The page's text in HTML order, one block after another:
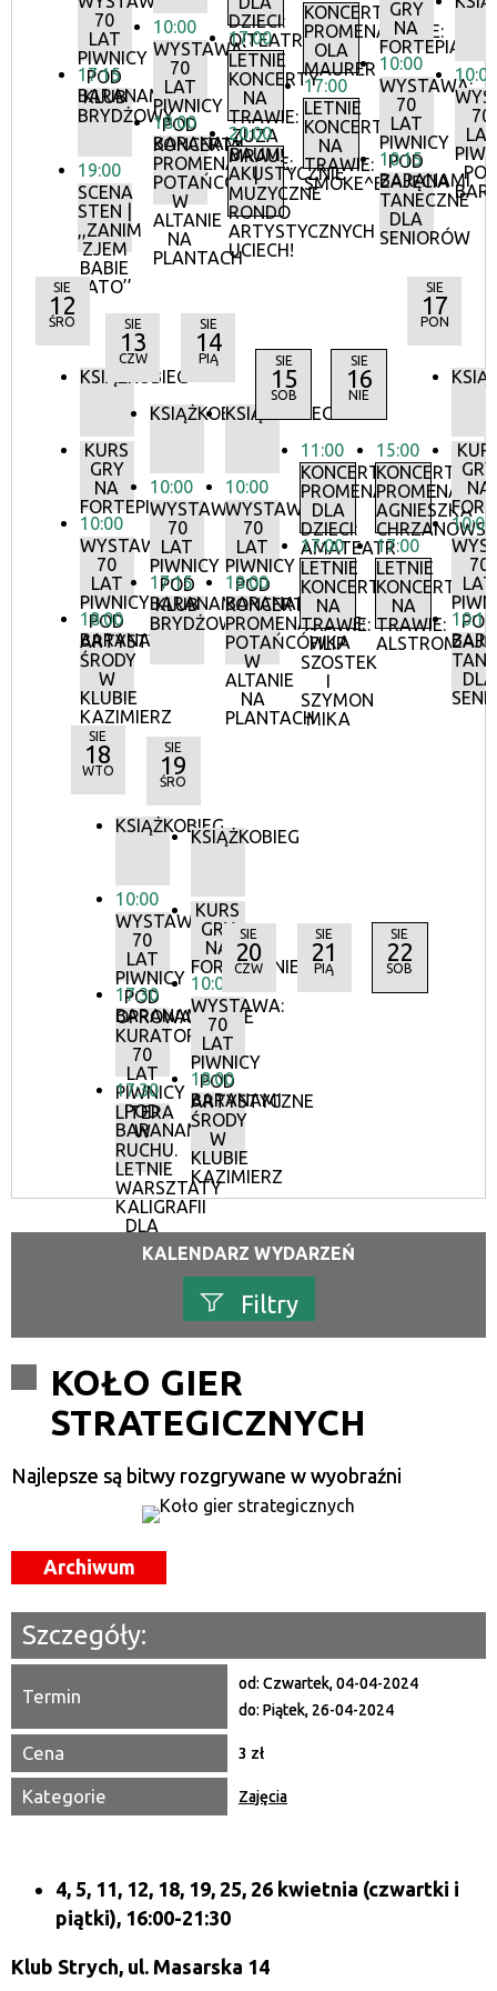
70
LAT
PIWNICY
POD
BARANAMI
17:15
KLUB
BRYDŻOWY
19:00
SCENA
STEN |
,,ZANIM
ZJEM
BABIE
LATO’’
10:00
WYSTAWA:
70
LAT
PIWNICY
POD
BARANAMI
18:00
KONCERTY
PROMENADOWE:
POTAŃCÓWKA
W
ALTANIE
NA
PLANTACH
DZIECI:
O!TEATR
17:00
LETNIE
KONCERTY
NA
TRAWIE:
ZUZA
BAUM
AKUSTYCZNIE
20:00
MRAU!
|
MUZYCZNE
RONDO
ARTYSTYCZNYCH
UCIECH!
KONCERTY
PROMENADOWE:
OLA
MAURER
17:00
LETNIE
KONCERTY
NA
TRAWIE:
SMOKE^BLUES
GRY
NA
FORTEPIANIE
10:00
WYSTAWA:
70
LAT
PIWNICY
POD
BARANAMI
10:15
ZAJĘCIA
TANECZNE
DLA
SENIORÓW
10:00
70
LAT
SIE
12
ŚRO
KSIĄŻKOBIEG
KURS
GRY
NA
FORTEPIANIE
10:00
WYSTAWA:
70
LAT
PIWNICY
POD
BARANAMI
18:00
ARTYSTYCZNE
ŚRODY
W
KLUBIE
KAZIMIERZ
SIE
13
CZW
KSIĄŻKOBIEG
10:00
WYSTAWA:
70
LAT
PIWNICY
POD
BARANAMI
17:15
KLUB
BRYDŻOWY
SIE
14
PIĄ
KSIĄŻKOBIEG
10:00
WYSTAWA:
70
LAT
PIWNICY
POD
BARANAMI
18:00
KONCERTY
PROMENADOWE:
POTAŃCÓWKA
W
ALTANIE
NA
PLANTACH
SIE
15
SOB
11:00
KONCERTY
PROMENADOWE
DLA
DZIECI:
AMATEATR
17:00
LETNIE
KONCERTY
NA
TRAWIE:
FILIP
SZOSTEK
I
SZYMON
MIKA
SIE
16
NIE
15:00
KONCERTY
AGNIESZKA
17:00
LETNIE
KONCERTY
NA
TRAWIE:
ALSTROMERIE
SIE
17
PON
GRY
NA
10:00
70
LAT
POD
10:15
DLA
SIE
18
WTO
KSIĄŻKOBIEG
10:00
WYSTAWA:
70
LAT
PIWNICY
POD
BARANAMI
17:30
OPROWADZANIE
KURATORSKIE:
70
LAT
PIWNICY
POD
BARANAMI
17:30
LITERA
W
RUCHU.
LETNIE
WARSZTATY
KALIGRAFII
DLA
DOROSŁYCH
SIE
19
ŚRO
KSIĄŻKOBIEG
KURS
GRY
NA
FORTEPIANIE
10:00
WYSTAWA:
70
LAT
PIWNICY
POD
BARANAMI
18:00
ARTYSTYCZNE
ŚRODY
W
KLUBIE
KAZIMIERZ
SIE
20
CZW
SIE
21
PIĄ
SIE
22
SOB
KALENDARZ WYDARZEŃ
Filtry
Kategoria
Trwające w zakresie
—
Organizator
Promowane
KOŁO GIER
STRATEGICZNYCH
Najlepsze są bitwy rozgrywane w wyobraźni
Archiwum
Szczegóły:
Termin
od: Czwartek, 04-04-2024
do: Piątek, 26-04-2024
Cena 3 zł
Kategorie Zajęcia
4, 5, 11, 12, 18, 19, 25, 26 kwietnia (czwartki i
piątki), 16:00-21:30
Klub Strych, ul. Masarska 14